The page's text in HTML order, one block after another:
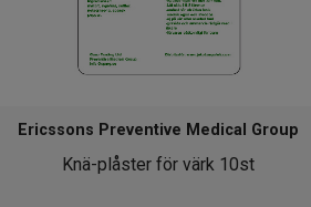
Knä-plåster för värk 10st
Ericssons Preventive Medical Group